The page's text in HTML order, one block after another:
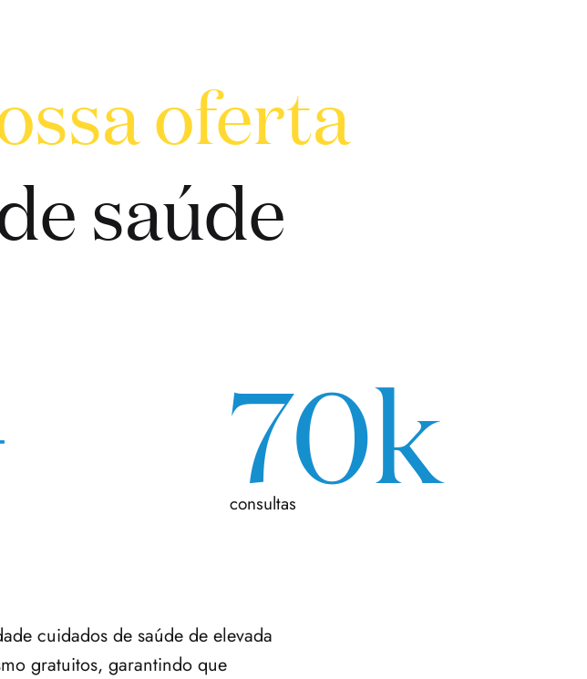
oferta
saúde
70k
consultas
cuidados de saúde de elevada
gratuitos, garantindo que